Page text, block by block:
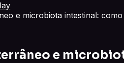
e microbiota intestinal:
e